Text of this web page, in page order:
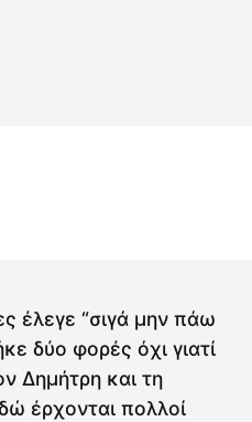
έλεγε “σιγά μην πάω
δύο φορές όχι γιατί
Δημήτρη και τη
έρχονται πολλοί